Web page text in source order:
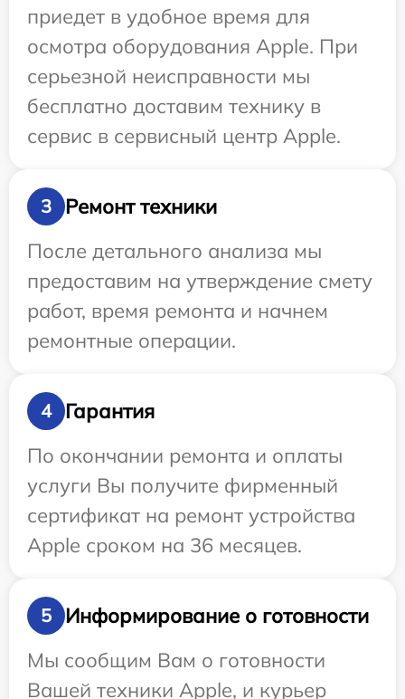
приедет в удобное время для
осмотра оборудования Apple. При
серьезной неисправности мы
бесплатно доставим технику в
сервис в сервисный центр Apple.
3
Ремонт техники
После детального анализа мы
предоставим на утверждение смету
работ, время ремонта и начнем
ремонтные операции.
4
Гарантия
По окончании ремонта и оплаты
услуги Вы получите фирменный
сертификат на ремонт устройства
Apple сроком на 36 месяцев.
5
Информирование о готовности
Мы сообщим Вам о готовности
Вашей техники Apple, и курьер